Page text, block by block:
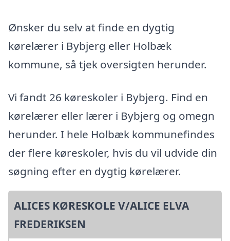
Ønsker du selv at finde en dygtig
kørelærer i Bybjerg eller Holbæk
kommune, så tjek oversigten herunder.
Vi fandt 26 køreskoler i Bybjerg. Find en
kørelærer eller lærer i Bybjerg og omegn
herunder. I hele Holbæk kommunefindes
der flere køreskoler, hvis du vil udvide din
søgning efter en dygtig kørelærer.
ALICES KØRESKOLE V/ALICE ELVA
FREDERIKSEN